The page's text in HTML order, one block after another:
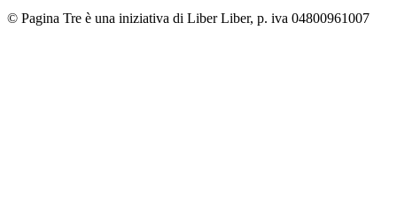
© Pagina Tre è una iniziativa di Liber Liber, p. iva 04800961007